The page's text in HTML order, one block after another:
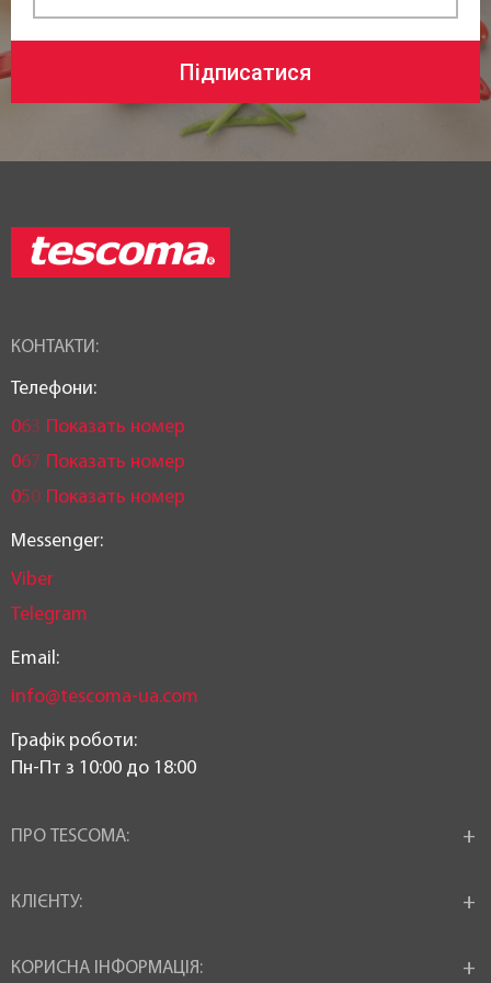
Отвори для пару, Багатошарове дно
Антипригарне покриття:
Без покриття
Тип покриття:
Колір:
Сумісність з джерелами тепла:
Газові
Можливість використання в
посудомийній машині:
Так
16 см
Довжина:
В наявності
Підписатися
КОНТАКТИ:
Телефони:
063 Показать номер
067 Показать номер
050 Показать номер
Messenger:
Viber
Telegram
Email:
info@tescoma-ua.com
Графік роботи:
Пн-Пт з 10:00 до 18:00
ПРО TESCOMA:
КЛІЄНТУ:
КОРИСНА ІНФОРМАЦІЯ: